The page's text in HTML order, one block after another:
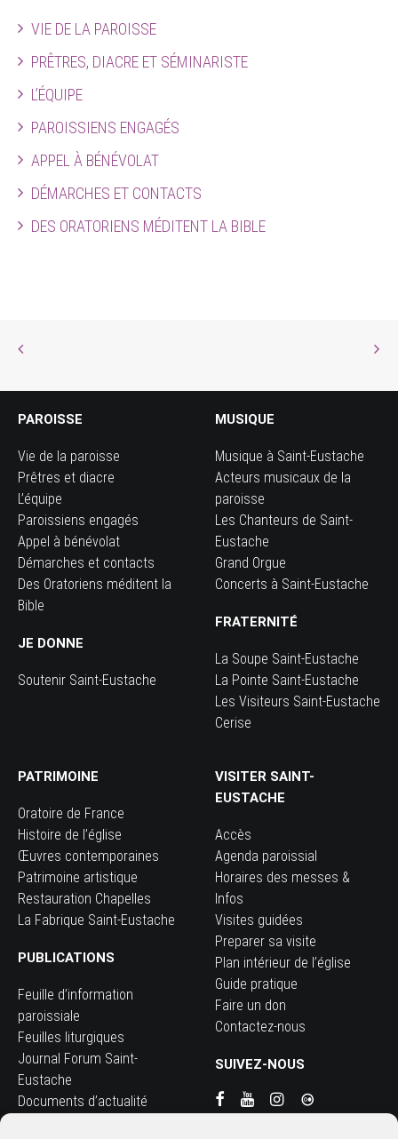
VIE DE LA PAROISSE
PRÊTRES, DIACRE ET SÉMINARISTE
L’ÉQUIPE
PAROISSIENS ENGAGÉS
APPEL À BÉNÉVOLAT
DÉMARCHES ET CONTACTS
DES ORATORIENS MÉDITENT LA BIBLE
PAROISSE
Vie de la paroisse
Prêtres et diacre
L’équipe
Paroissiens engagés
Appel à bénévolat
Démarches et contacts
Des Oratoriens méditent la
Bible
JE DONNE
Soutenir Saint-Eustache
MUSIQUE
Musique à Saint-Eustache
Acteurs musicaux de la
paroisse
Les Chanteurs de Saint-
Eustache
Grand Orgue
Concerts à Saint-Eustache
FRATERNITÉ
La Soupe Saint-Eustache
La Pointe Saint-Eustache
Les Visiteurs Saint-Eustache
Cerise
PATRIMOINE
Oratoire de France
Histoire de l’église
Œuvres contemporaines
Patrimoine artistique
Restauration Chapelles
La Fabrique Saint-Eustache
PUBLICATIONS
Feuille d’information
paroissiale
Feuilles liturgiques
Journal Forum Saint-
Eustache
Documents d’actualité
VISITER SAINT-
EUSTACHE
Accès
Agenda paroissial
Horaires des messes &
Infos
Visites guidées
Preparer sa visite
Plan intérieur de l’église
Guide pratique
Faire un don
Contactez-nous
SUIVEZ-NOUS